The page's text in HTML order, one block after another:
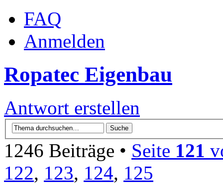
FAQ
Anmelden
Ropatec Eigenbau
Antwort erstellen
1246 Beiträge • Seite 121
122, 123, 124, 125